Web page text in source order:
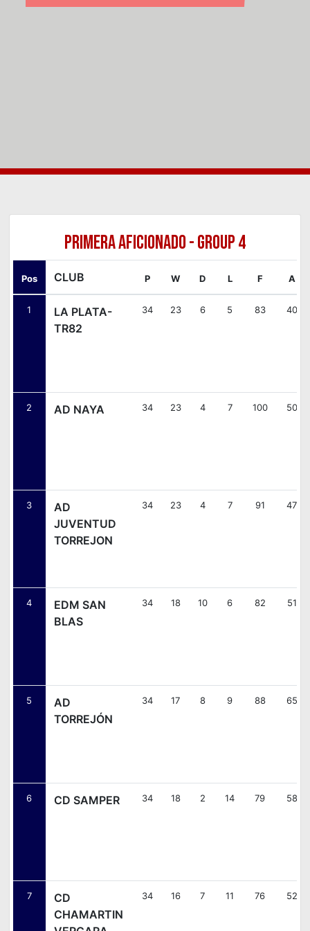
PRIMERA AFICIONADO - GROUP 4
Pos CLUB P W D L F A
1
LA PLATA-
TR82
34 23 6 5 83 40
2 AD NAYA 34 23 4 7 100 50
3
AD
JUVENTUD
TORREJON
34 23 4 7 91 47
4
EDM SAN
BLAS
34 18 10 6 82 51
5
AD
TORREJÓN
34 17 8 9 88 65
6 CD SAMPER 34 18 2 14 79 58
7
CD
CHAMARTIN
34 16 7 11 76 52